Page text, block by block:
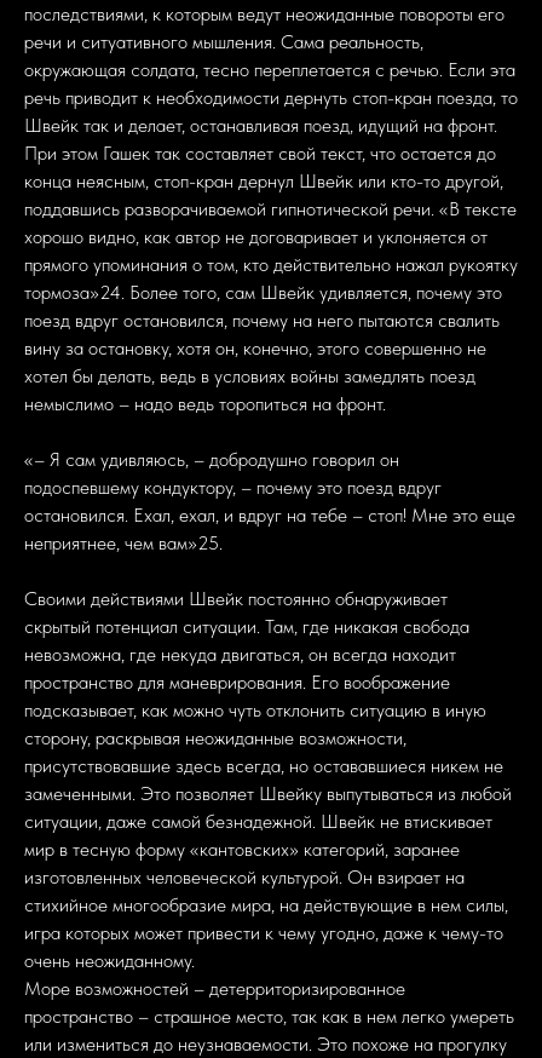
последствиями, к которым ведут неожиданные повороты его
речи и ситуативного мышления. Сама реальность,
окружающая солдата, тесно переплетается с речью. Если эта
речь приводит к необходимости дернуть стоп-кран поезда, то
Швейк так и делает, останавливая поезд, идущий на фронт.
При этом Гашек так составляет свой текст, что остается до
конца неясным, стоп-кран дернул Швейк или кто-то другой,
поддавшись разворачиваемой гипнотической речи. «В тексте
хорошо видно, как автор не договаривает и уклоняется от
прямого упоминания о том, кто действительно нажал рукоятку
тормоза»24. Более того, сам Швейк удивляется, почему это
поезд вдруг остановился, почему на него пытаются свалить
вину за остановку, хотя он, конечно, этого совершенно не
хотел бы делать, ведь в условиях войны замедлять поезд
немыслимо – надо ведь торопиться на фронт.
«– Я сам удивляюсь, – добродушно говорил он
подоспевшему кондуктору, – почему это поезд вдруг
остановился. Ехал, ехал, и вдруг на тебе – стоп! Мне это еще
неприятнее, чем вам»25.
Своими действиями Швейк постоянно обнаруживает
скрытый потенциал ситуации. Там, где никакая свобода
невозможна, где некуда двигаться, он всегда находит
пространство для маневрирования. Его воображение
подсказывает, как можно чуть отклонить ситуацию в иную
сторону, раскрывая неожиданные возможности,
присутствовавшие здесь всегда, но остававшиеся никем не
замеченными. Это позволяет Швейку выпутываться из любой
ситуации, даже самой безнадежной. Швейк не втискивает
мир в тесную форму «кантовских» категорий, заранее
изготовленных человеческой культурой. Он взирает на
стихийное многообразие мира, на действующие в нем силы,
игра которых может привести к чему угодно, даже к чему-то
очень неожиданному.
Море возможностей – детерриторизированное
пространство – страшное место, так как в нем легко умереть
или измениться до неузнаваемости. Это похоже на прогулку